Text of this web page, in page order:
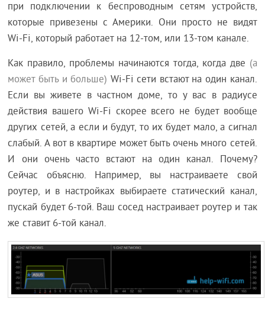
при подключении к беспроводным сетям устройств,
которые привезены с Америки. Они просто не видят
Wi-Fi, который работает на 12-том, или 13-том канале.
Как правило, проблемы начинаются тогда, когда две (а
может быть и больше) Wi-Fi сети встают на один канал.
Если вы живете в частном доме, то у вас в радиусе
действия вашего Wi-Fi скорее всего не будет вообще
других сетей, а если и будут, то их будет мало, а сигнал
слабый. А вот в квартире может быть очень много сетей.
И они очень часто встают на один канал. Почему?
Сейчас объясню. Например, вы настраиваете свой
роутер, и в настройках выбираете статический канал,
пускай будет 6-той. Ваш сосед настраивает роутер и так
же ставит 6-той канал.